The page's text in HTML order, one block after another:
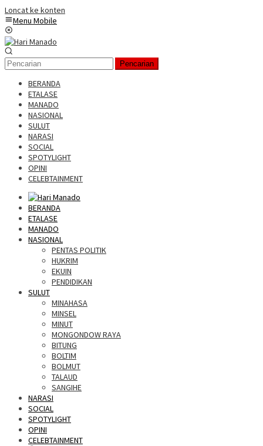
Loncat ke konten
Menu Mobile
Pencarian
BERANDA
ETALASE
MANADO
NASIONAL
SULUT
NARASI
SOCIAL
SPOTYLIGHT
OPINI
CELEBTAINMENT
BERANDA
ETALASE
MANADO
NASIONAL
PENTAS POLITIK
HUKRIM
EKUIN
PENDIDIKAN
SULUT
MINAHASA
MINSEL
MINUT
MONGONDOW RAYA
BITUNG
BOLTIM
BOLMUT
TALAUD
SANGIHE
NARASI
SOCIAL
SPOTYLIGHT
OPINI
CELEBTAINMENT